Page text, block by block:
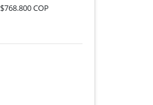
$768.800 COP